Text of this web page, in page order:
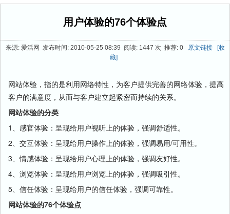
最新文章
用户体验的76个体验点
来源: 爱活网 发布时间: 2010-05-25 08:39 阅读: 1447 次 推荐: 0 原文链接
[收
藏]
网站体验，指的是利用网络特性，为客户提供完善的网络体验，提高
客户的满意度，从而与客户建立起紧密而持续的关系。
网站体验的分类
1、感官体验：呈现给用户视听上的体验，强调舒适性。
2、交互体验：呈现给用户操作上的体验，强调易用/可用性。
3、情感体验：呈现给用户心理上的体验，强调友好性。
4、浏览体验：呈现给用户浏览上的体验，强调吸引性。
5、信任体验：呈现给用户的信任体验，强调可靠性。
网站体验的76个体验点